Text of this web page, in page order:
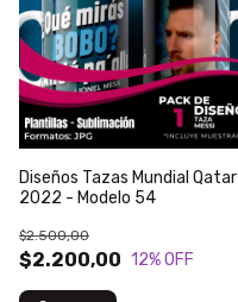
Diseños Tazas Mundial Qatar
2022 - Modelo 54
$2.200,00
$2.500,00
12% OFF